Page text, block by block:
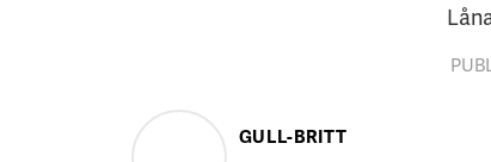
GULL-BRITT